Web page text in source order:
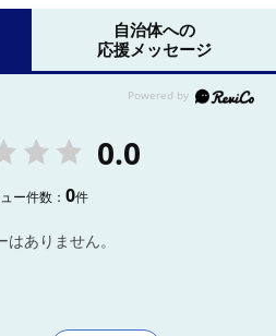
自治体への
応援メッセージ
0.0
ー件数：0件
はありません。